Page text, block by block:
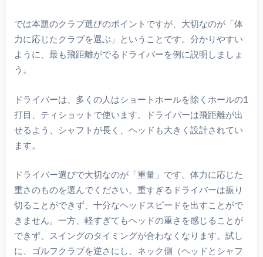
では本題のクラブ選びのポイントですが、大切なのが「体
力に応じたクラブを選ぶ」ということです。分かりやすい
ように、最も飛距離がでるドライバーを例に説明しましょ
う。
ドライバーは、多くの人はショートホールを除くホールの1
打目、ティショットで使います。ドライバーは飛距離が出
せるよう、シャフトが長く、ヘッドも大きく設計されてい
ます。
ドライバー選びで大切なのが「重量」です。体力に応じた
重さのものを選んでください。重すぎるドライバーは振り
切ることができず、十分なヘッドスピードを出すことがで
きません。一方、軽すぎてもヘッドの重さを感じることが
できず、スイングのタイミングが合わなくなります。試し
に、ゴルフクラブを逆さにし、ネック側（ヘッドとシャフ